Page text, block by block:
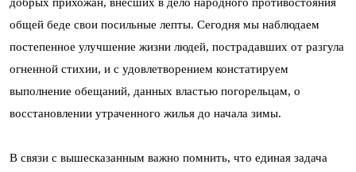
общей беде свои посильные лепты. Сегодня мы наблюдаем
постепенное улучшение жизни людей, пострадавших от разгула
огненной стихии, и с удовлетворением констатируем
выполнение обещаний, данных властью погорельцам, о
восстановлении утраченного жилья до начала зимы.
В связи с вышесказанным важно помнить, что единая задача